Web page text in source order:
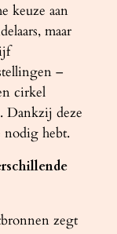
keuze aan
maar
–
cirkel
Dankzij deze
nodig hebt.
zegt